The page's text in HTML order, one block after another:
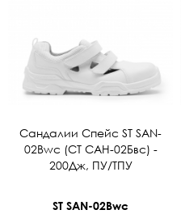
Сандалии Спейс ST SAN-
02Bwc (СТ САН-02Бвс) -
200Дж, ПУ/ТПУ
ST SAN-02Bwc